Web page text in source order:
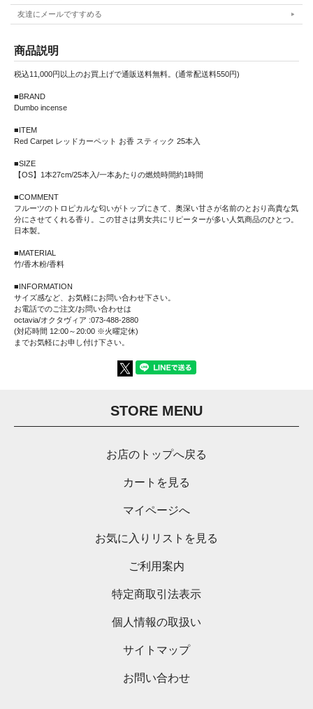
友達にメールですすめる
商品説明
税込11,000円以上のお買上げで通販送料無料。(通常配送料550円)
■BRAND
Dumbo incense
■ITEM
Red Carpet レッドカーペット お香 スティック 25本入
■SIZE
【OS】1本27cm/25本入/一本あたりの燃焼時間約1時間
■COMMENT
フルーツのトロピカルな匂いがトップにきて、奥深い甘さが名前のとおり高貴な気
分にさせてくれる香り。この甘さは男女共にリピーターが多い人気商品のひとつ。
日本製。
■MATERIAL
竹/香木粉/香料
■INFORMATION
サイズ感など、お気軽にお問い合わせ下さい。
お電話でのご注文/お問い合わせは
octavia/オクタヴィア :073-488-2880
(対応時間 12:00～20:00 ※火曜定休)
までお気軽にお申し付け下さい。
STORE MENU
お店のトップへ戻る
カートを見る
マイページへ
お気に入りリストを見る
ご利用案内
特定商取引法表示
個人情報の取扱い
サイトマップ
お問い合わせ